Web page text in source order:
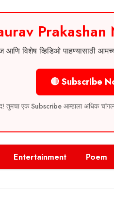
Prakashan
आणि विशेष व्हिडिओ पाहण्यासाठी
🔴 Subscribe
तुमचा एक Subscribe आम्हाला अधिक
Entertainment Poem